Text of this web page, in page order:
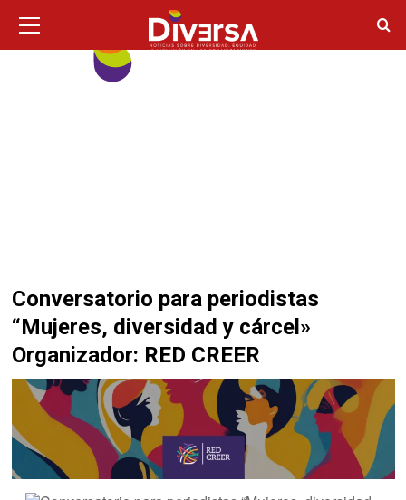
contenido
principal
Conversatorio para periodistas
“Mujeres, diversidad y cárcel»
Organizador: RED CREER